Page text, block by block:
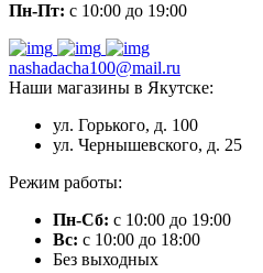
Пн-Пт: с 10:00 до 19:00
nashadacha100@mail.ru
Наши магазины в Якутске:
ул. Горького, д. 100
ул. Чернышевского, д. 25
Режим работы:
Пн-Сб: с 10:00 до 19:00
Вс: с 10:00 до 18:00
Без выходных